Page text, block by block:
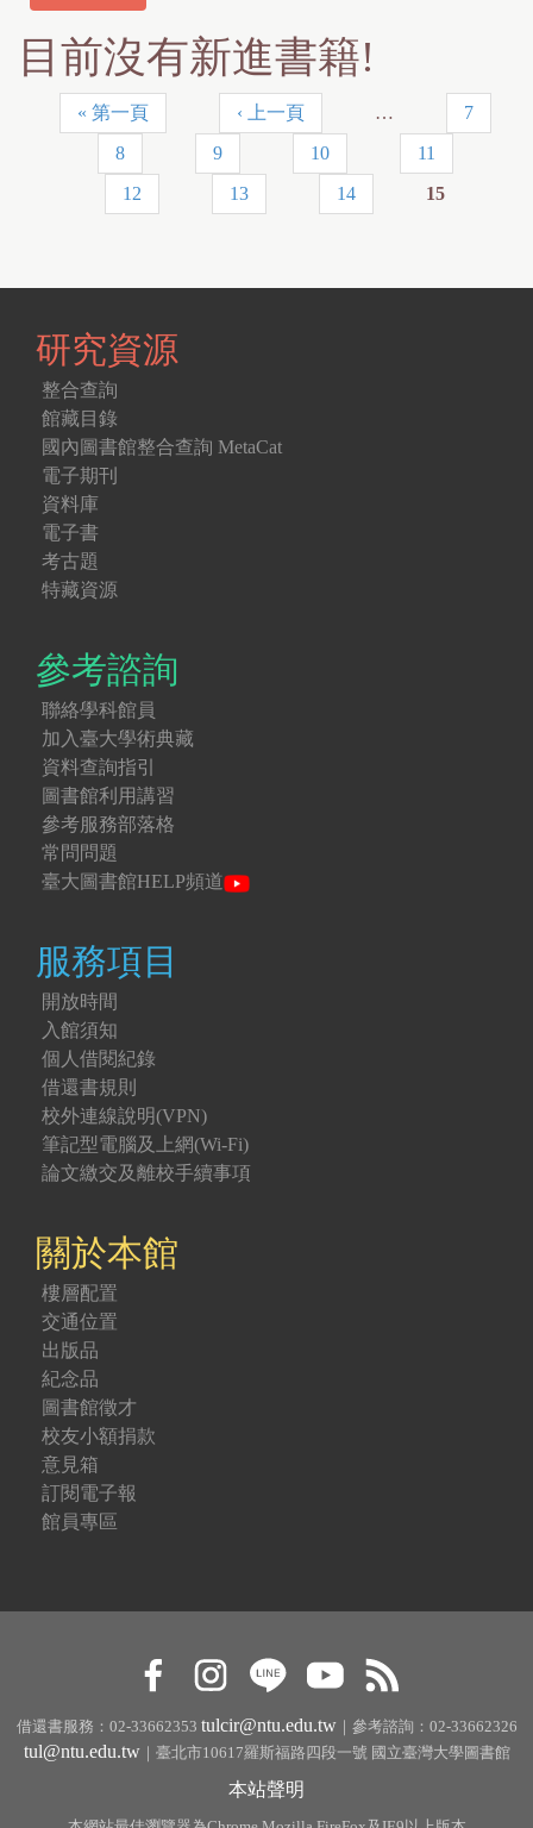
目前沒有新進書籍!
« 第一頁 ‹ 上一頁 …
7
8
9 10
11
12
13 14 15
研究資源
整合查詢
館藏目錄
國內圖書館整合查詢 MetaCat
電子期刊
資料庫
電子書
考古題
特藏資源
參考諮詢
聯絡學科館員
加入臺大學術典藏
資料查詢指引
圖書館利用講習
參考服務部落格
常問問題
臺大圖書館HELP頻道
服務項目
開放時間
入館須知
個人借閱紀錄
借還書規則
校外連線說明(VPN)
筆記型電腦及上網(Wi-Fi)
論文繳交及離校手續事項
關於本館
樓層配置
交通位置
出版品
紀念品
圖書館徵才
校友小額捐款
意見箱
訂閱電子報
館員專區
借還書服務：02-33662353 tulcir@ntu.edu.tw｜參考諮詢：02-33662326
tul@ntu.edu.tw｜臺北市10617羅斯福路四段一號 國立臺灣大學圖書館
本站聲明